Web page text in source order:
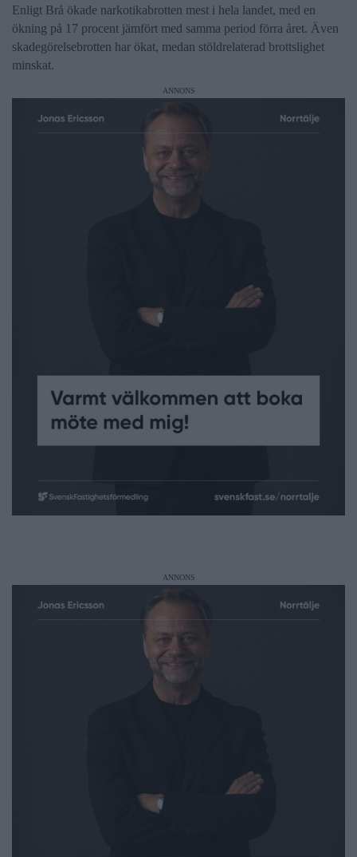
Enligt Brå ökade narkotikabrotten mest i hela landet, med en
ökning på 17 procent jämfört med samma period förra året. Även
skadegörelsebrotten har ökat, medan stöldrelaterad brottslighet
minskat.
ANNONS
ANNONS